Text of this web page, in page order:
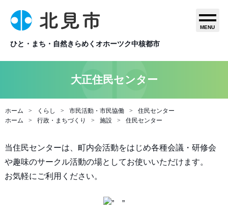
ひと・まち・自然きらめくオホーツク中核都市
MENU
大正住民センター
ホーム くらし 市民活動・市民協働
住民センター
ホーム
行政・まちづくり 施設 住民センター
当住民センターは、町内会活動をはじめ各種会議・研修会
や趣味のサークル活動の場としてお使いいただけます。
お気軽にご利用ください。